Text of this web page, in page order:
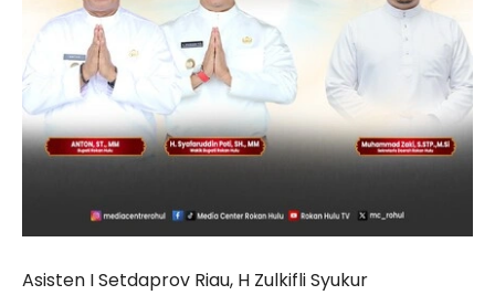
Asisten I Setdaprov Riau, H Zulkifli Syukur